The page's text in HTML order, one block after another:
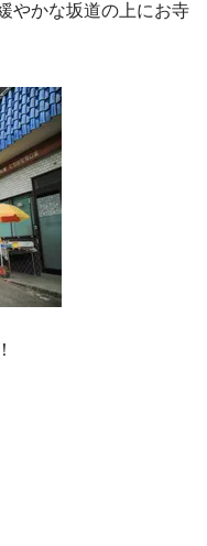
やかな坂道の上にお寺